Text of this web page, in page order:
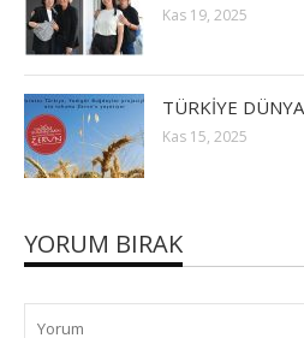
Kas 19, 2025
TÜRKİYE
Kas 15, 2025
YORUM BIRAK